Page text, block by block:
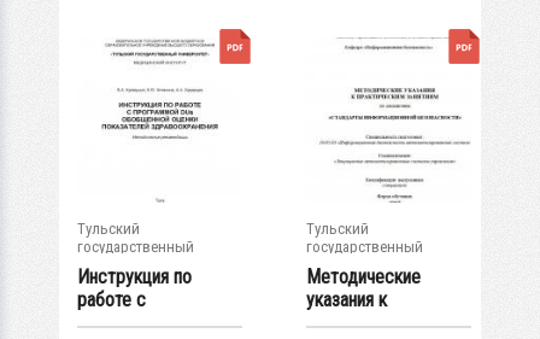
Тульский
государственный
университет
Инструкция по
работе с
программой DUs
Тульский
государственный
университет
Методические
указания к
практическим